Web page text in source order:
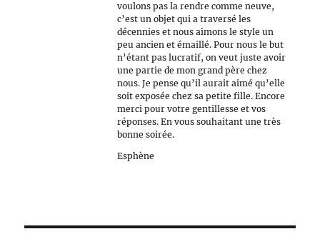
voulons pas la rendre comme neuve,
c’est un objet qui a traversé les
décennies et nous aimons le style un
peu ancien et émaillé. Pour nous le but
n’étant pas lucratif, on veut juste avoir
une partie de mon grand père chez
nous. Je pense qu’il aurait aimé qu’elle
soit exposée chez sa petite fille. Encore
merci pour votre gentillesse et vos
réponses. En vous souhaitant une très
bonne soirée.
Esphène